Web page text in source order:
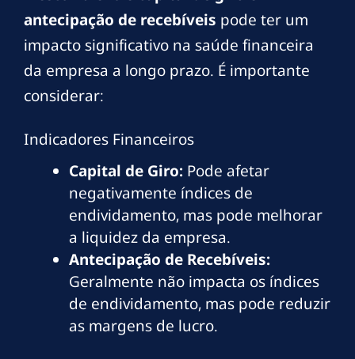
antecipação de recebíveis pode ter um
impacto significativo na saúde financeira
da empresa a longo prazo. É importante
considerar:
Indicadores Financeiros
Capital de Giro: Pode afetar
negativamente índices de
endividamento, mas pode melhorar
a liquidez da empresa.
Antecipação de Recebíveis:
Geralmente não impacta os índices
de endividamento, mas pode reduzir
as margens de lucro.